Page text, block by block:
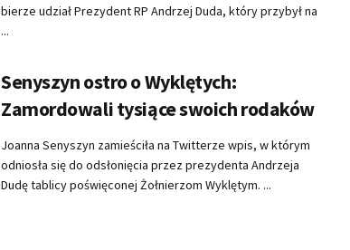
bierze udział Prezydent RP Andrzej Duda, który przybył na
...
Senyszyn ostro o Wyklętych:
Zamordowali tysiące swoich rodaków
Joanna Senyszyn zamieściła na Twitterze wpis, w którym
odniosła się do odsłonięcia przez prezydenta Andrzeja
Dudę tablicy poświęconej Żołnierzom Wyklętym. ...